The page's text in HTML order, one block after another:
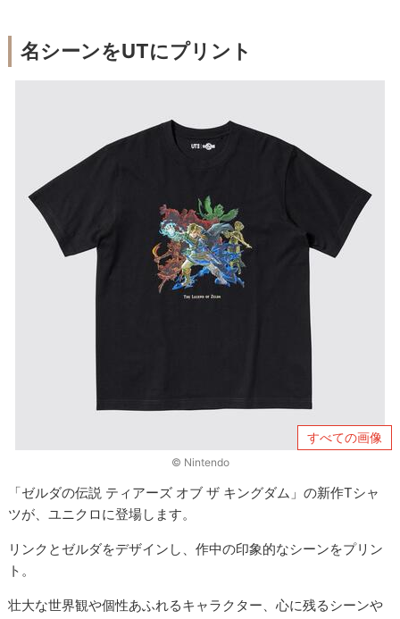
名シーンをUTにプリント
すべての画像
© Nintendo
「ゼルダの伝説 ティアーズ オブ ザ キングダム」の新作Tシャ
ツが、ユニクロに登場します。
リンクとゼルダをデザインし、作中の印象的なシーンをプリン
ト。
壮大な世界観や個性あふれるキャラクター、心に残るシーンや